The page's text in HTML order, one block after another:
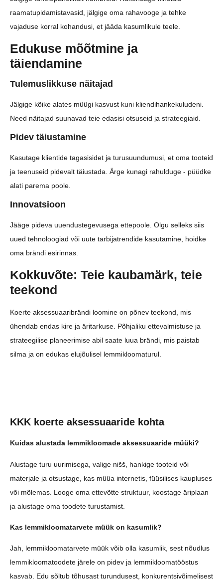
raamatupidamistavasid, jälgige oma rahavooge ja tehke
vajaduse korral kohandusi, et jääda kasumlikule teele.
Edukuse mõõtmine ja
täiendamine
Tulemuslikkuse näitajad
Jälgige kõike alates müügi kasvust kuni kliendihankekuludeni.
Need näitajad suunavad teie edasisi otsuseid ja strateegiaid.
Pidev täiustamine
Kasutage klientide tagasisidet ja turusuundumusi, et oma tooteid
ja teenuseid pidevalt täiustada. Ärge kunagi rahulduge - püüdke
alati parema poole.
Innovatsioon
Jääge pideva uuendustegevusega ettepoole. Olgu selleks siis
uued tehnoloogiad või uute tarbijatrendide kasutamine, hoidke
oma brändi esirinnas.
Kokkuvõte: Teie kaubamärk, teie
teekond
Koerte aksessuaaribrändi loomine on põnev teekond, mis
ühendab endas kire ja äritarkuse. Põhjaliku ettevalmistuse ja
strateegilise planeerimise abil saate luua brändi, mis paistab
silma ja on edukas elujõulisel lemmikloomaturul.
KKK koerte aksessuaaride kohta
Kuidas alustada lemmikloomade aksessuaaride müüki?
Alustage turu uurimisega, valige nišš, hankige tooteid või
materjale ja otsustage, kas müüa internetis, füüsilises kaupluses
või mõlemas. Looge oma ettevõtte struktuur, koostage äriplaan
ja alustage oma toodete turustamist.
Kas lemmikloomatarvete müük on kasumlik?
Jah, lemmikloomatarvete müük võib olla kasumlik, sest nõudlus
lemmikloomatoodete järele on pidev ja lemmikloomatööstus
kasvab. Edu sõltub tõhusast turundusest, konkurentsivõimelisest